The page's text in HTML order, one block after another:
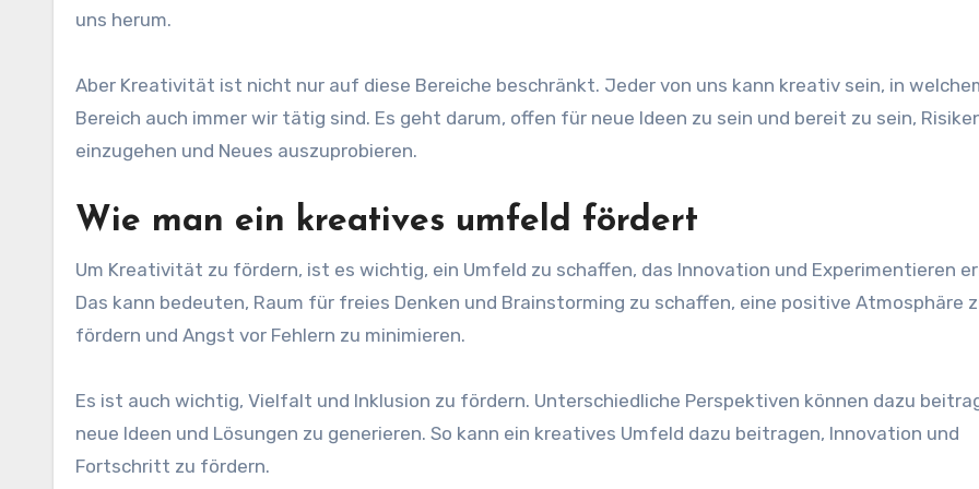
uns herum.
Aber Kreativität ist nicht nur auf diese Bereiche beschränkt. Jeder von uns kann kreativ sein, in
Bereich auch immer wir tätig sind. Es geht darum, offen für neue Ideen zu sein und bereit zu sein,
einzugehen und Neues auszuprobieren.
Wie man ein kreatives umfeld fördert
Um Kreativität zu fördern, ist es wichtig, ein Umfeld zu schaffen, das Innovation und Experimentieren
Das kann bedeuten, Raum für freies Denken und Brainstorming zu schaffen, eine positive Atmosphäre
fördern und Angst vor Fehlern zu minimieren.
Es ist auch wichtig, Vielfalt und Inklusion zu fördern. Unterschiedliche Perspektiven können dazu
neue Ideen und Lösungen zu generieren. So kann ein kreatives Umfeld dazu beitragen, Innovation und
Fortschritt zu fördern.